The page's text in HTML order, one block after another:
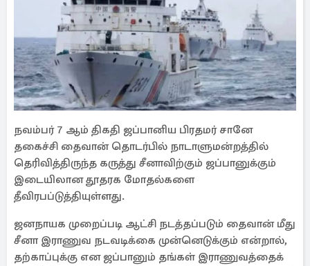
நவம்பர் 7 ஆம் திகதி ஜப்பானிய பிரதமர் சானே
தகைச்சி தைவான் தொடர்பில் நாடாளுமன்றத்தில்
தெரிவித்திருந்த கருத்து சீனாவிற்கும் ஜப்பானுக்கும்
இடையிலான தூதரக மோதல்களை
தீவிரபப்டுத்தியுள்ளது.
ஜனநாயக முறைப்படி ஆட்சி நடத்தப்படும் தைவான் மீது
சீனா இராணுவ நடவடிக்கை முன்னெடுக்கும் என்றால்,
தற்காப்புக்கு என ஜப்பானும் தங்கள் இராணுவத்தைக்